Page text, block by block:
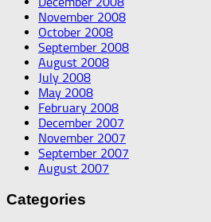
November 2008
October 2008
September 2008
August 2008
July 2008
May 2008
February 2008
December 2007
November 2007
September 2007
August 2007
Categories